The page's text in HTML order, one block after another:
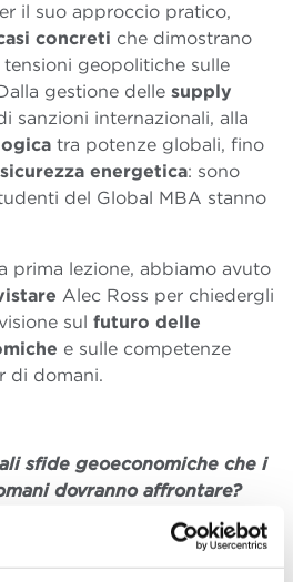
il suo approccio pratico,
concreti che dimostrano
geopolitiche sulle
gestione delle supply
sanzioni internazionali, alla
tra potenze globali, fino
sicurezza energetica: sono
del Global MBA stanno
prima lezione, abbiamo avuto
Alec Ross per chiedergli
sul futuro delle
e sulle competenze
di domani.
sfide geoeconomiche che i
dovranno affrontare?
scienza